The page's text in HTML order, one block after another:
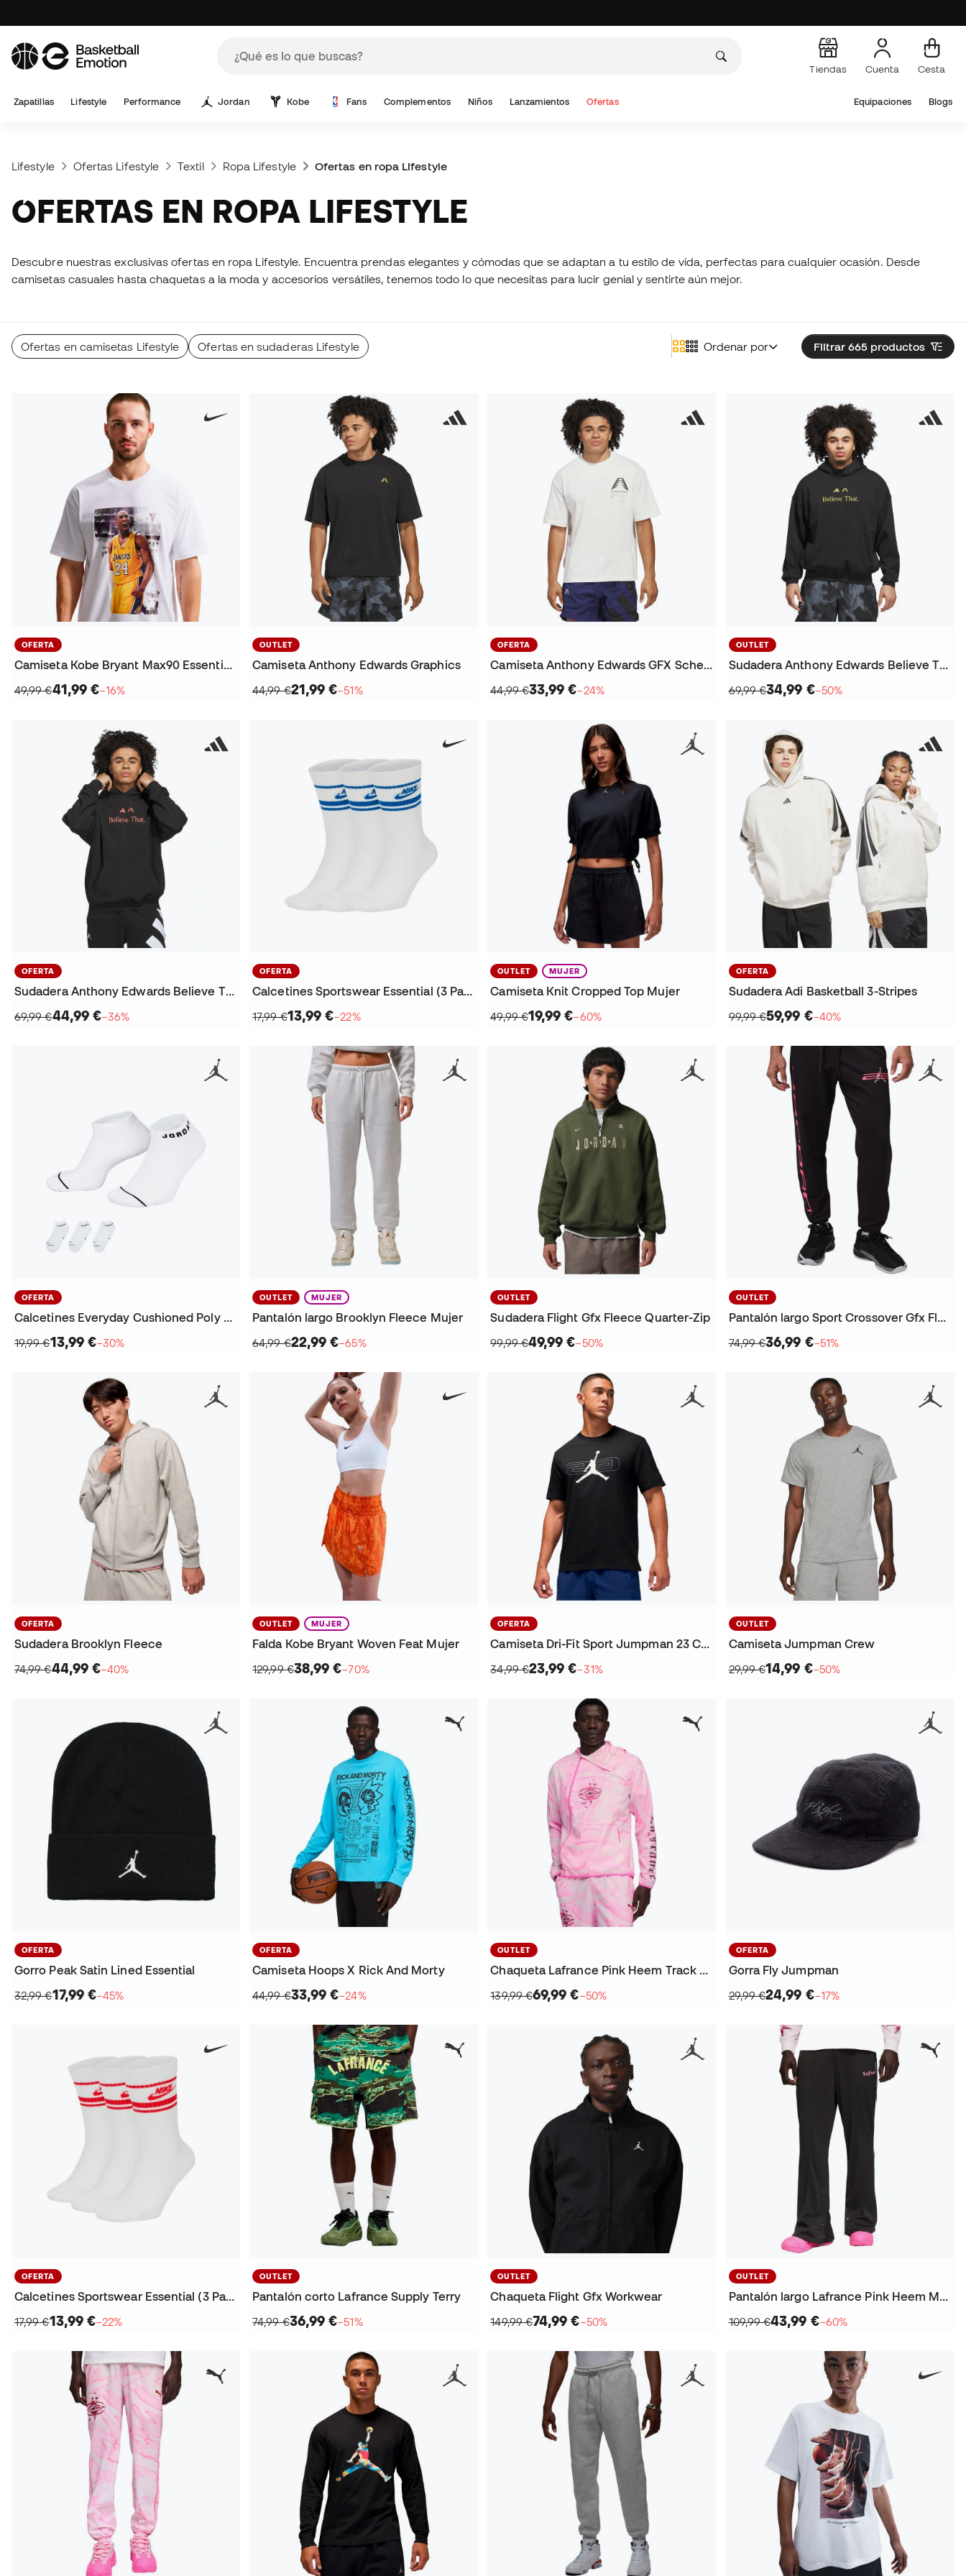
Tiendas Cuenta Cesta
Zapatillas Lifestyle Performance Jordan Kobe Fans Complementos Niños Lanzamientos Ofertas Equipaciones Blogs
Lifestyle Ofertas Lifestyle Textil Ropa Lifestyle Ofertas en ropa Lifestyle
OFERTAS EN ROPA LIFESTYLE
Descubre nuestras exclusivas ofertas en ropa Lifestyle. Encuentra prendas elegantes y cómodas que se adaptan a tu estilo de vida, perfectas para cualquier ocasión. Desde
camisetas casuales hasta chaquetas a la moda y accesorios versátiles, tenemos todo lo que necesitas para lucir genial y sentirte aún mejor.
Filtrar 665 productos
Ordenar por
Ofertas en camisetas Lifestyle Ofertas en sudaderas Lifestyle
OFERTA
Camiseta Kobe Bryant Max90 Essential 1
49,99 €41,99 €−16%
OUTLET
Camiseta Anthony Edwards Graphics
44,99 €21,99 €−51%
OFERTA
Camiseta Anthony Edwards GFX Schematic
44,99 €33,99 €−24%
OUTLET
Sudadera Anthony Edwards Believe That
69,99 €34,99 €−50%
OFERTA
Sudadera Anthony Edwards Believe That
69,99 €44,99 €−36%
OFERTA
Calcetines Sportswear Essential (3 Pares)
17,99 €13,99 €−22%
OUTLET MUJER
Camiseta Knit Cropped Top Mujer
49,99 €19,99 €−60%
OFERTA
Sudadera Adi Basketball 3-Stripes
99,99 €59,99 €−40%
OFERTA
Calcetines Everyday Cushioned Poly No-show (3 Pares)
19,99 €13,99 €−30%
OUTLET MUJER
Pantalón largo Brooklyn Fleece Mujer
64,99 €22,99 €−65%
OUTLET
Sudadera Flight Gfx Fleece Quarter-Zip
99,99 €49,99 €−50%
OUTLET
Pantalón largo Sport Crossover Gfx Fleece
74,99 €36,99 €−51%
OFERTA
Sudadera Brooklyn Fleece
74,99 €44,99 €−40%
OUTLET MUJER
Falda Kobe Bryant Woven Feat Mujer
129,99 €38,99 €−70%
OFERTA
Camiseta Dri-Fit Sport Jumpman 23 Crew
34,99 €23,99 €−31%
OUTLET
Camiseta Jumpman Crew
29,99 €14,99 €−50%
OFERTA
Gorro Peak Satin Lined Essential
32,99 €17,99 €−45%
OFERTA
Camiseta Hoops X Rick And Morty
44,99 €33,99 €−24%
OUTLET
Chaqueta Lafrance Pink Heem Track Jacket
139,99 €69,99 €−50%
OFERTA
Gorra Fly Jumpman
29,99 €24,99 €−17%
OFERTA
Calcetines Sportswear Essential (3 Pares)
17,99 €13,99 €−22%
OUTLET
Pantalón corto Lafrance Supply Terry
74,99 €36,99 €−51%
OUTLET
Chaqueta Flight Gfx Workwear
149,99 €74,99 €−50%
OUTLET
Pantalón largo Lafrance Pink Heem Mesh Pant
109,99 €43,99 €−60%